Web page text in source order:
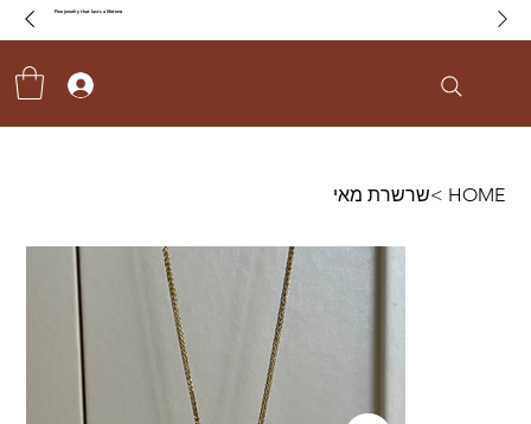
Fine jewelry that lasts a lifetime
HOME
>שרשרת מאי